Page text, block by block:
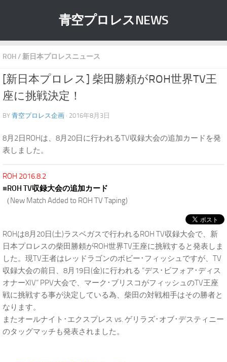
青空プロレスNEWS
ROH/ 新日本プロレスニュース
[新日本プロレス] 柴田勝頼がROH世界TV王
座に挑戦決定！
BY 青空プロレス企画 · 2016年8月3日
8月2日ROHは、8月20日に行われるTV収録大会の追加カードを発
表しました。
ROH 2016.8.2
■ROH TV収録大会の追加カード
（New Match Added to ROH TV Taping)
ROHは8月20日(土)ラスベガスで行われるROH TV収録大会で、新
日本プロレスの柴田勝頼がROH世界TV王座に挑戦すると発表しま
した。現TV王者はレッドラゴンのボビー･フィッシュですが、TV
収録大会の前日、8月19日(金)に行われる “デス･ビフォア･ディス
オナーXIV” PPV大会で、マーク･ブリスコがフィッシュのTV王座
戦に挑戦する事が決定している為、柴田の対戦相手はその勝者と
なります。
またオールナイト･エクスプレス vs. ゲリラズ･オブ･デスティニー
のタッグマッチも発表されました。